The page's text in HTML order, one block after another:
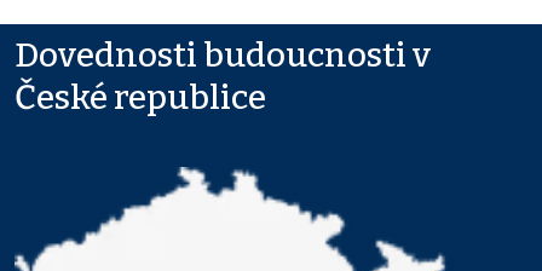
Dovednosti budoucnosti v
České republice